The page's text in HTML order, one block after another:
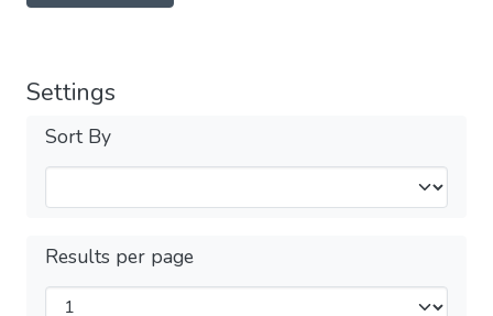
Settings
Sort By
Results per page